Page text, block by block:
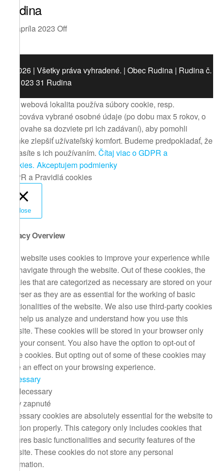
Rudina
28. apríla 2023 Off
© 2026 | Všetky práva vyhradené. | Obec Rudina | Rudina č.
442, 023 31 Rudina
Táto webová lokalita používa súbory cookie, resp.
spracováva vybrané osobné údaje (po dobu max 5 rokov, o
ich povahe sa dozviete pri ich zadávaní), aby pomohli
stránke zlepšiť užívateľský komfort. Budeme predpokladať, že
súhlasíte s ich používaním. Čítaj viac o GDPR a
Cookies. Akceptujem podmienky
GDPR a Pravidlá cookies
Close
Privacy Overview
This website uses cookies to improve your experience while
you navigate through the website. Out of these cookies, the
cookies that are categorized as necessary are stored on your
browser as they are as essential for the working of basic
functionalities of the website. We also use third-party cookies
that help us analyze and understand how you use this
website. These cookies will be stored in your browser only
with your consent. You also have the option to opt-out of
these cookies. But opting out of some of these cookies may
have an effect on your browsing experience.
Necessary
Necessary
Vždy zapnuté
Necessary cookies are absolutely essential for the website to
function properly. This category only includes cookies that
ensures basic functionalities and security features of the
website. These cookies do not store any personal
information.